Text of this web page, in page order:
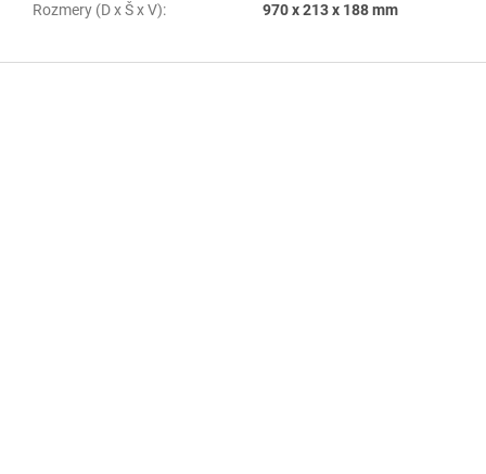
Rozmery (D x Š x V): 970 x 213 x 188 mm